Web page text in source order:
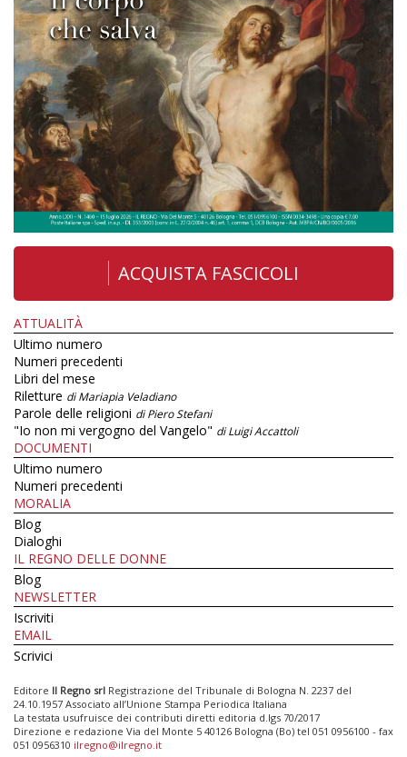
ACQUISTA FASCICOLI
ATTUALITÀ
Ultimo numero
Numeri precedenti
Libri del mese
Riletture di Mariapia Veladiano
Parole delle religioni di Piero Stefani
"Io non mi vergogno del Vangelo" di Luigi Accattoli
DOCUMENTI
Ultimo numero
Numeri precedenti
MORALIA
Blog
Dialoghi
IL REGNO DELLE DONNE
Blog
NEWSLETTER
Iscriviti
EMAIL
Scrivici
Editore Il Regno srl Registrazione del Tribunale di Bologna N. 2237 del
24.10.1957 Associato all’Unione Stampa Periodica Italiana
La testata usufruisce dei contributi diretti editoria d.lgs 70/2017
Direzione e redazione Via del Monte 5 40126 Bologna (Bo) tel 051 0956100 - fax
051 0956310 ilregno@ilregno.it